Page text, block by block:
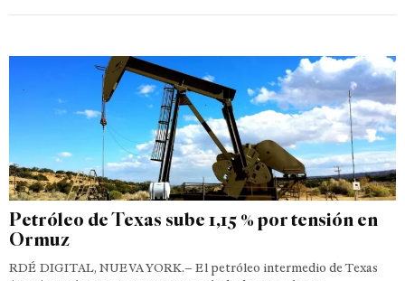
Petróleo de Texas sube 1,15 % por tensión en
Ormuz
RDÉ DIGITAL, NUEVA YORK.– El petróleo intermedio de Texas